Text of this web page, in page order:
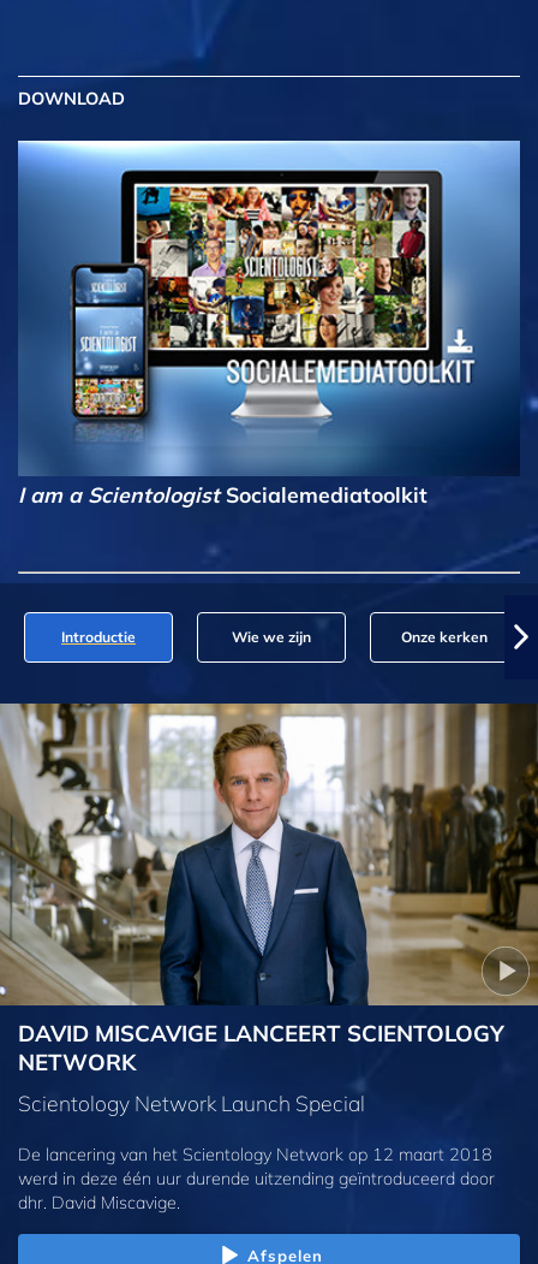
DOWNLOAD
I am a ScientologistSocialemediatoolkit
Introductie Wie we zijn Onze kerken
DAVID MISCAVIGE LANCEERT SCIENTOLOGY
NETWORK
Scientology Network Launch Special
De lancering van het Scientology Network op 12 maart 2018
werd in deze één uur durende uitzending geïntroduceerd door
dhr. David Miscavige.
Afspelen